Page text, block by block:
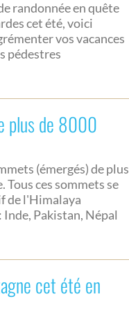
randonnée en quête
cet été, voici
vos vacances
pédestres
plus de 8000
(émergés) de plus
Tous ces sommets se
de l'Himalaya
Inde, Pakistan, Népal
cet été en